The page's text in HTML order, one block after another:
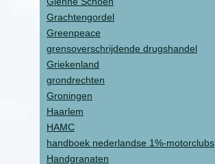
Grachtengordel
Greenpeace
grensoverschrijdende drugshandel
Griekenland
grondrechten
Groningen
Haarlem
HAMC
handboek nederlandse 1%-motorclubs
Handgranaten